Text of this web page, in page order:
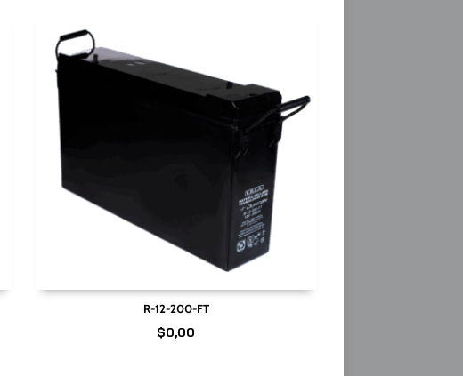
R-12-200-FT
$0,00